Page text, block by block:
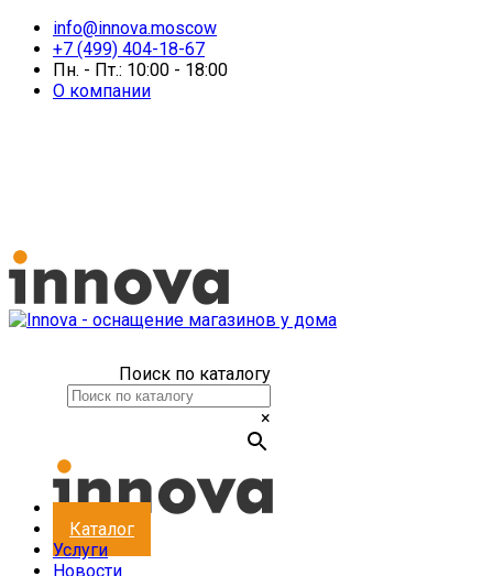
info@innova.moscow
+7 (499) 404-18-67
Пн. - Пт.: 10:00 - 18:00
О компании
Поиск по каталогу
×
Каталог
Услуги
Новости